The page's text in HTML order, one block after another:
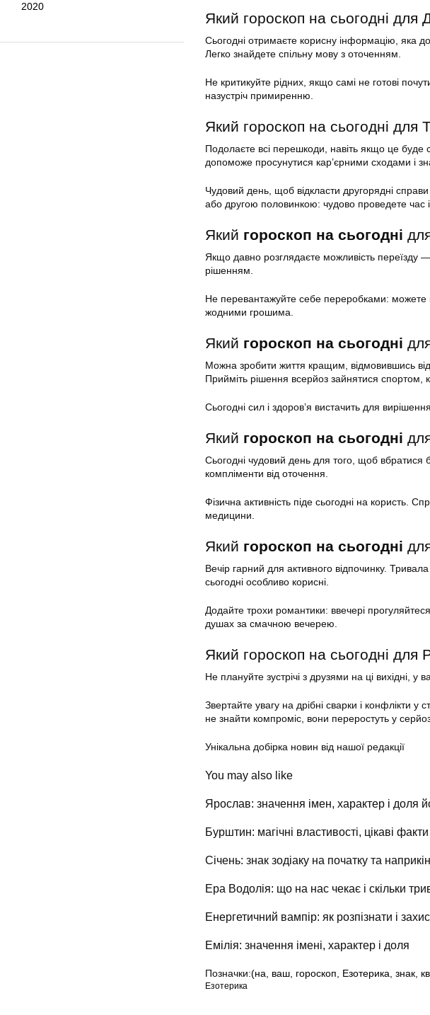
2020
Який гороскоп на сьогодні для
Сьогодні отримаєте корисну інформацію, яка
Легко знайдете спільну мову з оточенням.
Не критикуйте рідних, якщо самі не готові
назустріч примиренню.
Який гороскоп на сьогодні для
Подолаєте всі перешкоди, навіть якщо це буде
допоможе просунутися кар’єрними сходами і
Чудовий день, щоб відкласти другорядні
або другою половинкою: чудово проведете час
Який гороскоп на сьогодні
Якщо давно розглядаєте можливість
рішенням.
Не перевантажуйте себе переробками: можете
жодними грошима.
Який гороскоп на сьогодні
Можна зробити життя кращим, відмовившись
Прийміть рішення всерйоз зайнятися спортом,
Сьогодні сил і здоров’я вистачить для
Який гороскоп на сьогодні
Сьогодні чудовий день для того, щоб вбратися
компліменти від оточення.
Фізична активність піде сьогодні на користь.
медицини.
Який гороскоп на сьогодні
Вечір гарний для активного відпочинку.
сьогодні особливо корисні.
Додайте трохи романтики: ввечері
душах за смачною вечерею.
Який гороскоп на сьогодні для
Не плануйте зустрічі з друзями на ці вихідні,
Звертайте увагу на дрібні сварки і конфлікти
не знайти компроміс, вони переростуть у
Унікальна добірка новин від нашої редакції
You may also like
Ярослав: значення імен, характер і доля
Бурштин: магічні властивості, цікаві
Січень: знак зодіаку на початку та
Ера Водолія: що на нас чекає і скільки
Енергетичний вампір: як розпізнати і
Емілія: значення імені, характер і доля
Позначки:(на, ваш, гороскоп, Езотерика, знак,
Езотерика